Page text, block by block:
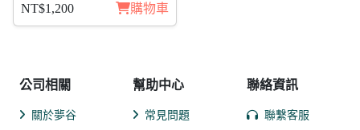
NT$1,200 購物車
公司相關
關於夢谷
幫助中心
常見問題
聯絡資訊
聯繫客服